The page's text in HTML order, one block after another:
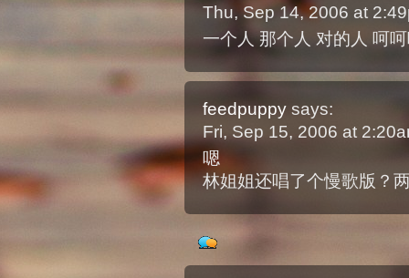
Thu, Sep 14, 2006 at
一个人 那个人 对的人 呵
feedpuppy says:
Fri, Sep 15, 2006 at
嗯
林姐姐还唱了个慢歌版？